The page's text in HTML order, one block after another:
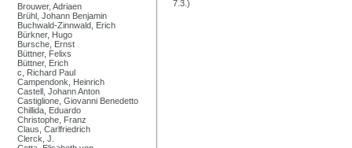
Brouwer, Adriaen
Brühl, Johann Benjamin
Buchwald-Zinnwald, Erich
Bürkner, Hugo
Bursche, Ernst
Büttner, Felixs
Büttner, Erich
c, Richard Paul
Campendonk, Heinrich
Castell, Johann Anton
Castiglione, Giovanni Benedetto
Chillida, Eduardo
Christophe, Franz
Claus, Carlfriedrich
Clerck, J.
7.3.)